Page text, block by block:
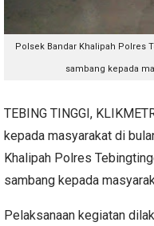
Polsek Bandar Khalipah Polres
sambang kepada
TEBING TINGGI,
kepada masyarakat di
Khalipah Polres
sambang kepada
Pelaksanaan kegiatan